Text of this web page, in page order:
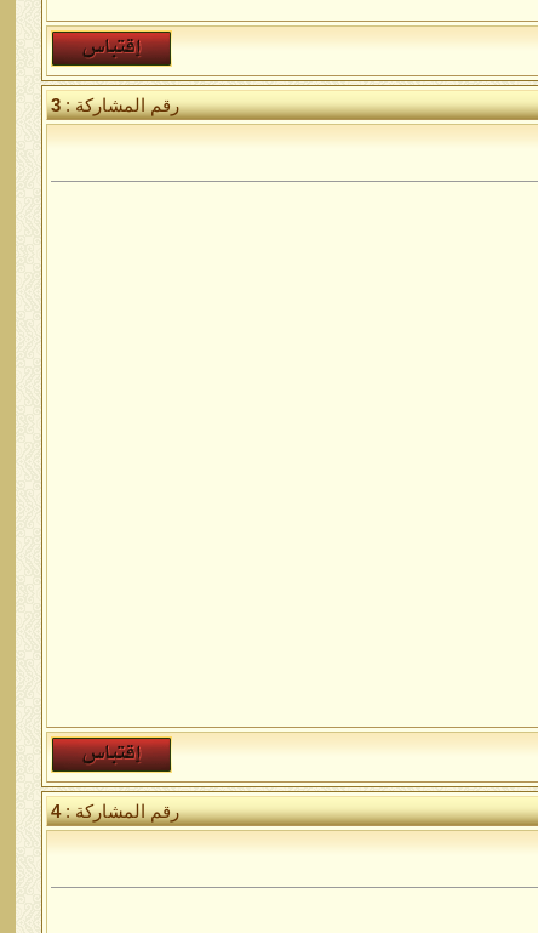
رقم المشاركة :3
رقم المشاركة :4